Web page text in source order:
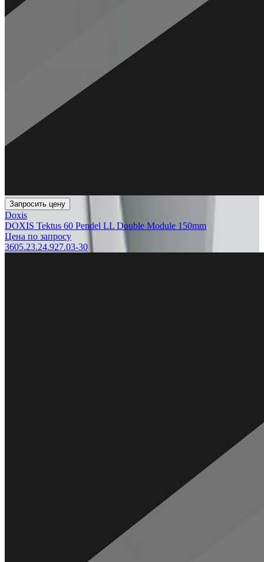
Запросить цену
Doxis
DOXIS Tektus 60 Pendel LL Double Module 150mm
Цена по запросу
3605.23.24.927.03-30